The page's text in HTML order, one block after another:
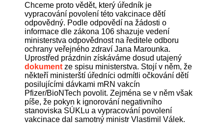
Chceme proto vědět, který úředník je
vypracování povolení této vakcinace dětí
odpovědný. Podle odpovědí na žádosti o
informace dle zákona 106 shazuje vedení
ministerstva odpovědnost na ředitele odboru
ochrany veřejného zdraví Jana Marounka.
Uprostřed prázdnin získáváme dosud utajený
dokument ze spisu ministerstva. Stojí v něm, že
někteří ministerští úředníci odmítli očkování dětí
posilujícími dávkami mRN vakcín
Pfizer/BioNTech povolit. Zejména se v něm však
píše, že pokyn k ignorování negativního
stanoviska SÚKLu a vypracování povolení
vakcinace dal samotný ministr Vlastimil Válek.